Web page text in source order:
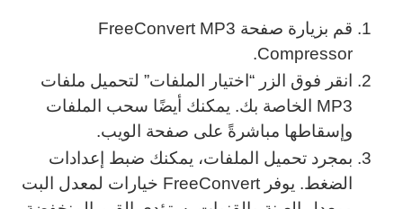
قم بزيارة صفحة FreeConvert MP3
Compressor.
انقر فوق الزر “اختيار الملفات” لتحميل ملفات
MP3 الخاصة بك. يمكنك أيضًا سحب الملفات
وإسقاطها مباشرةً على صفحة الويب.
بمجرد تحميل الملفات، يمكنك ضبط إعدادات
الضغط. يوفر FreeConvert خيارات لمعدل البت